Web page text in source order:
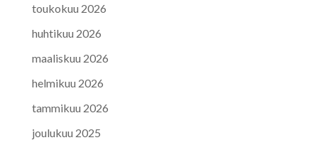
toukokuu 2026
huhtikuu 2026
maaliskuu 2026
helmikuu 2026
tammikuu 2026
joulukuu 2025